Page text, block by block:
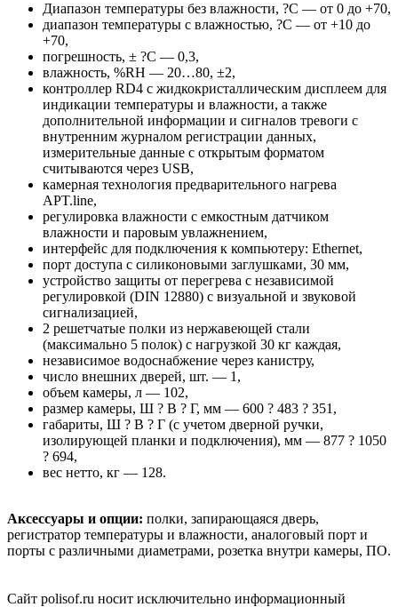
Диапазон температуры без влажности, ?С — от 0 до +70,
диапазон температуры с влажностью, ?С — от +10 до
+70,
погрешность, ± ?С — 0,3,
влажность, %RH — 20…80, ±2,
контроллер RD4 с жидкокристаллическим дисплеем для
индикации температуры и влажности, а также
дополнительной информации и сигналов тревоги с
внутренним журналом регистрации данных,
измерительные данные с открытым форматом
считываются через USB,
камерная технология предварительного нагрева
APT.line,
регулировка влажности с емкостным датчиком
влажности и паровым увлажнением,
интерфейс для подключения к компьютеру: Ethernet,
порт доступа с силиконовыми заглушками, 30 мм,
устройство защиты от перегрева с независимой
регулировкой (DIN 12880) с визуальной и звуковой
сигнализацией,
2 решетчатые полки из нержавеющей стали
(максимально 5 полок) с нагрузкой 30 кг каждая,
независимое водоснабжение через канистру,
число внешних дверей, шт. — 1,
объем камеры, л — 102,
размер камеры, Ш ? В ? Г, мм — 600 ? 483 ? 351,
габариты, Ш ? В ? Г (с учетом дверной ручки,
изолирующей планки и подключения), мм — 877 ? 1050
? 694,
вес нетто, кг — 128.
Аксессуары и опции: полки, запирающаяся дверь,
регистратор температуры и влажности, аналоговый порт и
порты с различными диаметрами, розетка внутри камеры, ПО.
Сайт polisof.ru носит исключительно информационный